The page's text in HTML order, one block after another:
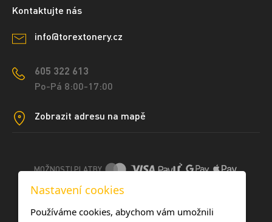
Kontaktujte nás
info@torextonery.cz
605 322 613
Po-Pá 8:00-17:00
Zobrazit adresu na mapě
MOŽNOSTI PLATBY
DOPRAVNÍ METODY
Nastavení cookies
Používáme cookies, abychom vám umožnili